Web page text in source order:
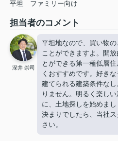
平坦
ファミリー向け
担当者のコメント
深井 崇司
平坦地なので、買い物
ことができますよ。開
とができる第一種低層
くおすすめです。好き
建てられる建築条件な
りません。明るく楽し
に、土地探しを始めま
決まりでしたら、当社
さい。